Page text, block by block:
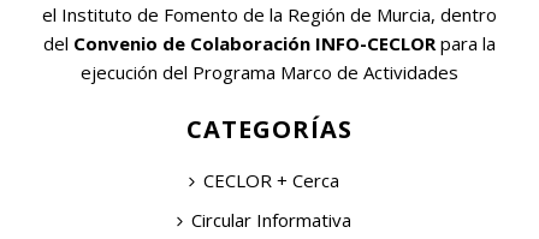
el Instituto de Fomento de la Región de Murcia, dentro
del Convenio de Colaboración INFO-CECLOR para la
ejecución del Programa Marco de Actividades
CATEGORÍAS
CECLOR + Cerca
Circular Informativa